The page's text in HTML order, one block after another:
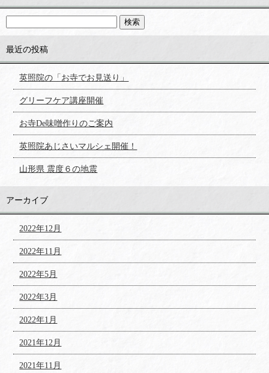
最近の投稿
英照院の「お寺でお見送り」
グリーフケア講座開催
お寺De味噌作りのご案内
英照院あじさいマルシェ開催！
山形県 震度６の地震
アーカイブ
2022年12月
2022年11月
2022年5月
2022年3月
2022年1月
2021年12月
2021年11月